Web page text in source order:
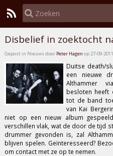
Disbelief in zoektocht
Gepost in Nieuws door Peter Hagen op 27-09-2011
Duitse death/
een nieuwe
Althammer
besloten heeft
tot de band
van Kai
niet op een nieuw album
verschillen vlak, wat de door de tijd
drummer gevonden is, zal
blijven spelen. Geïnteresseerd?
om contact met ze op te nemen.